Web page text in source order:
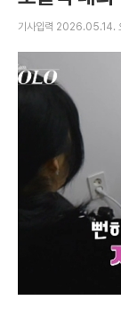
기사입력 2026.05.14.